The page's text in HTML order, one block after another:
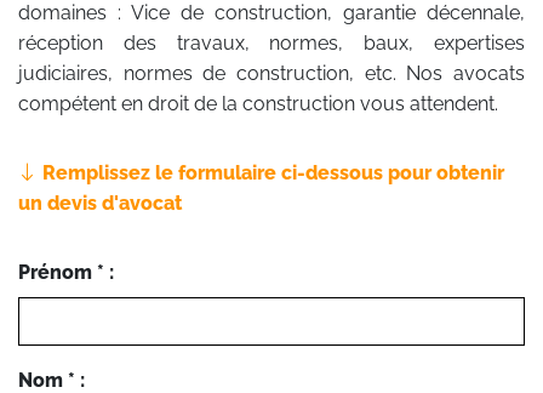
domaines : Vice de construction, garantie décennale,
réception des travaux, normes, baux, expertises
judiciaires, normes de construction, etc. Nos avocats
compétent en droit de la construction vous attendent.
Remplissez le formulaire ci-dessous pour obtenir
un devis d'avocat
Prénom * :
Nom * :